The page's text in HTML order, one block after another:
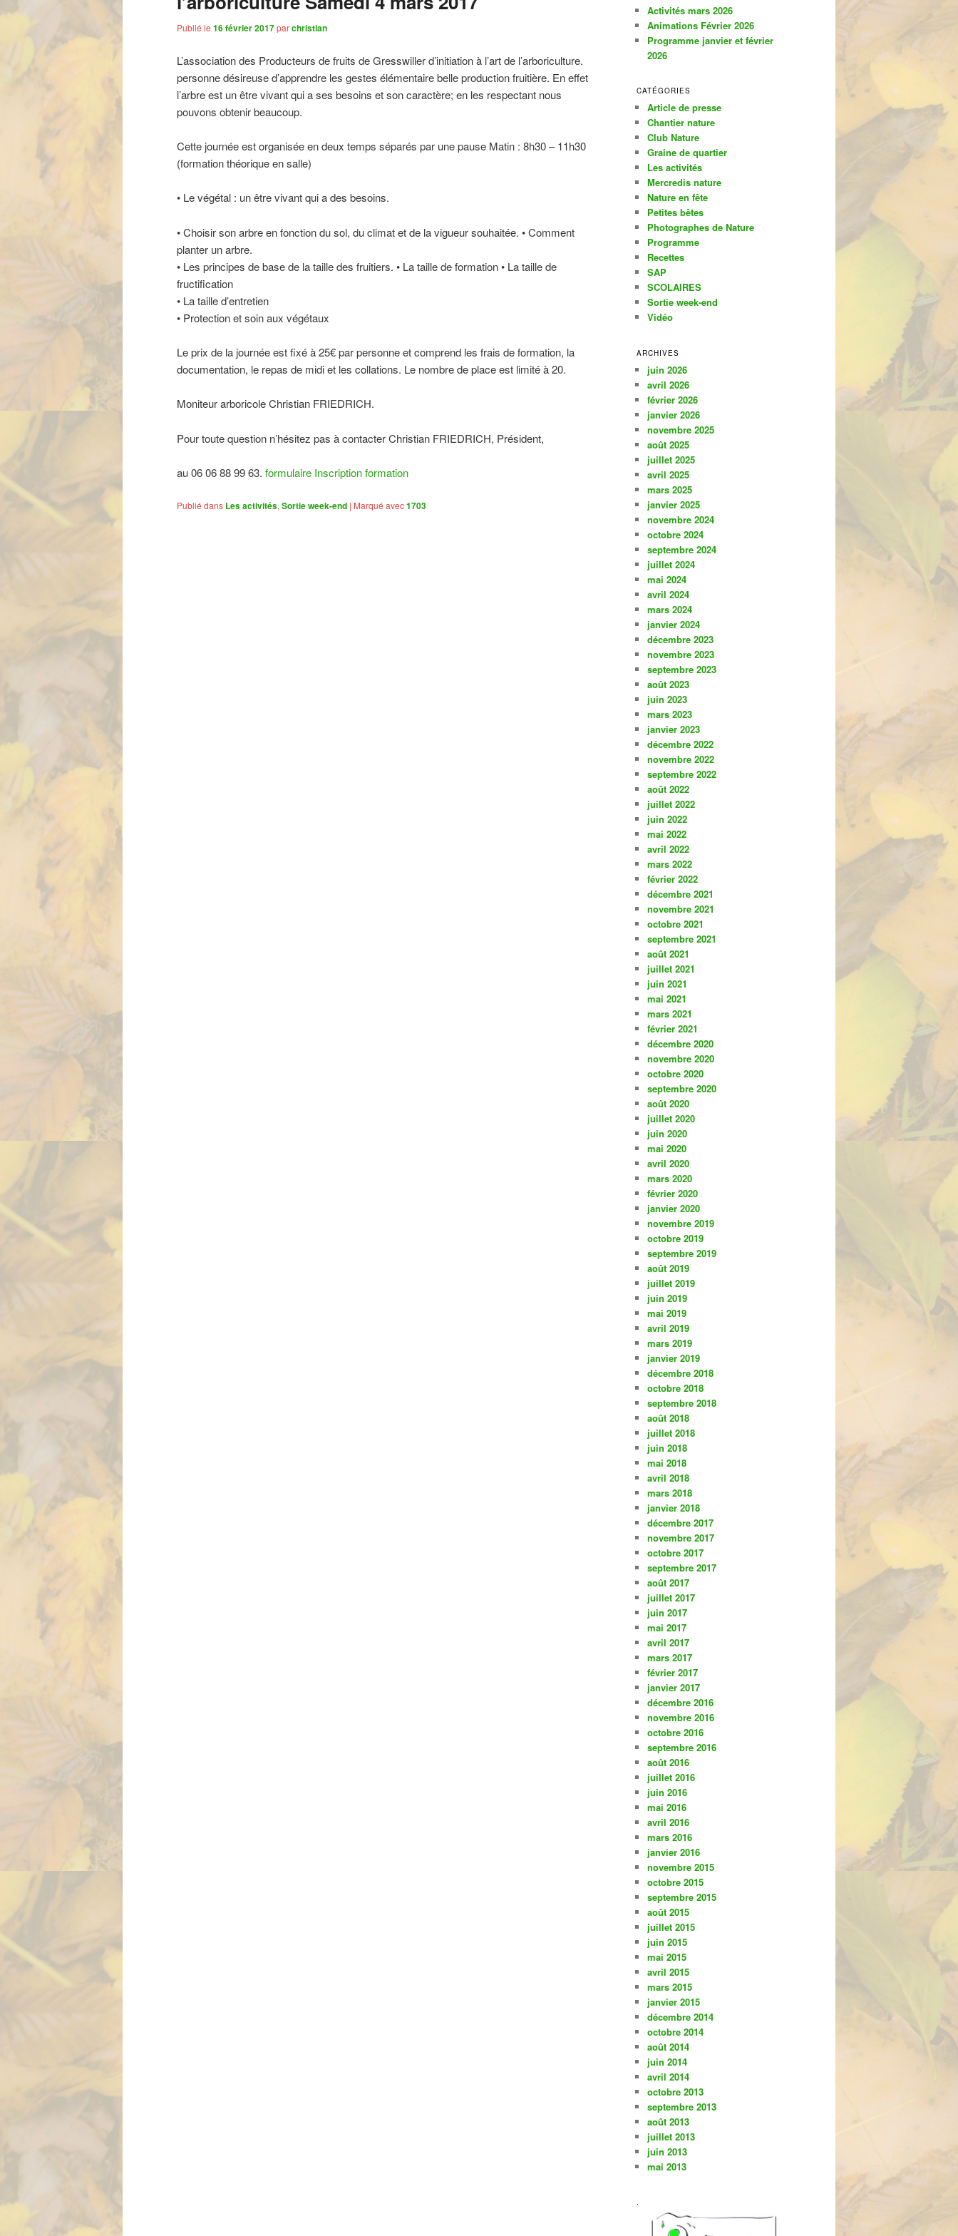
Publié le 16 février 2017parchristian
L’association des Producteurs de fruits de Gresswiller d’initiation à l’art de l’arboriculture.
personne désireuse d’apprendre les gestes élémentaire belle production fruitière. En effet
l’arbre est un être vivant qui a ses besoins et son caractère; en les respectant nous
pouvons obtenir beaucoup.
Cette journée est organisée en deux temps séparés par une pause Matin : 8h30 – 11h30
(formation théorique en salle)
• Le végétal : un être vivant qui a des besoins.
• Choisir son arbre en fonction du sol, du climat et de la vigueur souhaitée. • Comment
planter un arbre.
• Les principes de base de la taille des fruitiers. • La taille de formation • La taille de
fructification
• La taille d’entretien
• Protection et soin aux végétaux
Le prix de la journée est fixé à 25€ par personne et comprend les frais de formation, la
documentation, le repas de midi et les collations. Le nombre de place est limité à 20.
Moniteur arboricole Christian FRIEDRICH.
Pour toute question n’hésitez pas à contacter Christian FRIEDRICH, Président,
au 06 06 88 99 63. formulaire Inscription formation
Publié dans Les activités, Sortie week-end | Marqué avec1703
h
e
Activités mars 2026
Animations Février 2026
Programme janvier et février
2026
CATÉGORIES
Article de presse
Chantier nature
Club Nature
Graine de quartier
Les activités
Mercredis nature
Nature en fête
Petites bêtes
Photographes de Nature
Programme
Recettes
SAP
SCOLAIRES
Sortie week-end
Vidéo
ARCHIVES
juin 2026
avril 2026
février 2026
janvier 2026
novembre 2025
août 2025
juillet 2025
avril 2025
mars 2025
janvier 2025
novembre 2024
octobre 2024
septembre 2024
juillet 2024
mai 2024
avril 2024
mars 2024
janvier 2024
décembre 2023
novembre 2023
septembre 2023
août 2023
juin 2023
mars 2023
janvier 2023
décembre 2022
novembre 2022
septembre 2022
août 2022
juillet 2022
juin 2022
mai 2022
avril 2022
mars 2022
février 2022
décembre 2021
novembre 2021
octobre 2021
septembre 2021
août 2021
juillet 2021
juin 2021
mai 2021
mars 2021
février 2021
décembre 2020
novembre 2020
octobre 2020
septembre 2020
août 2020
juillet 2020
juin 2020
mai 2020
avril 2020
mars 2020
février 2020
janvier 2020
novembre 2019
octobre 2019
septembre 2019
août 2019
juillet 2019
juin 2019
mai 2019
avril 2019
mars 2019
janvier 2019
décembre 2018
octobre 2018
septembre 2018
août 2018
juillet 2018
juin 2018
mai 2018
avril 2018
mars 2018
janvier 2018
décembre 2017
novembre 2017
octobre 2017
septembre 2017
août 2017
juillet 2017
juin 2017
mai 2017
avril 2017
mars 2017
février 2017
janvier 2017
décembre 2016
novembre 2016
octobre 2016
septembre 2016
août 2016
juillet 2016
juin 2016
mai 2016
avril 2016
mars 2016
janvier 2016
novembre 2015
octobre 2015
septembre 2015
août 2015
juillet 2015
juin 2015
mai 2015
avril 2015
mars 2015
janvier 2015
décembre 2014
octobre 2014
août 2014
juin 2014
avril 2014
octobre 2013
septembre 2013
août 2013
juillet 2013
juin 2013
mai 2013
.